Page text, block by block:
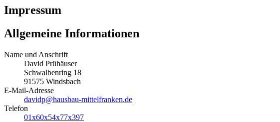
Impressum
Allgemeine Informationen
Name und Anschrift
David Prühäuser
Schwalbenring 18
91575 Windsbach
E-Mail-Adresse
davidp@hausbau-mittelfranken.de
Telefon
01x60x54x77x397